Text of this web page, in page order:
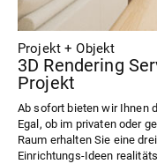
Projekt + Objekt
3D Rendering
Projekt
Ab sofort bieten wir Ihnen
Egal, ob im privaten oder
Raum erhalten Sie eine
Einrichtungs-Ideen